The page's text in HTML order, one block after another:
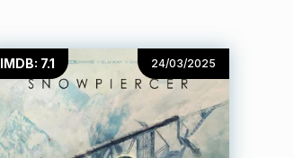
IMDB: 7.1 24/03/2025